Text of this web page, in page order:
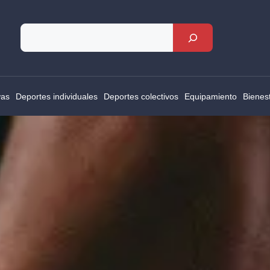
Rechercher
Deportes individuales Deportes colectivos Equipamiento